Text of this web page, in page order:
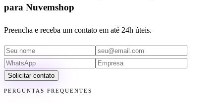
para Nuvemshop
Preencha e receba um contato em até 24h úteis.
Solicitar contato
PERGUNTAS FREQUENTES